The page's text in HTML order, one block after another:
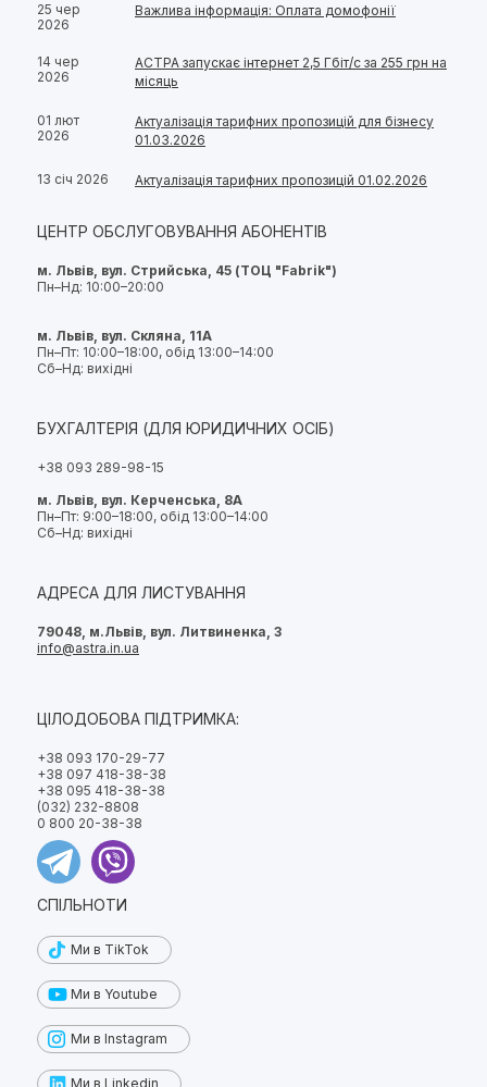
25 чер
2026
Важлива інформація: Оплата домофонії
14 чер
2026
АСТРА запускає інтернет 2,5 Гбіт/с за 255 грн на
місяць
01 лют
2026
Актуалізація тарифних пропозицій для бізнесу
01.03.2026
13 січ 2026 Актуалізація тарифних пропозицій 01.02.2026
ЦЕНТР ОБСЛУГОВУВАННЯ АБОНЕНТІВ
м. Львів, вул. Стрийська, 45 (ТОЦ "Fabrik")
Пн–Нд: 10:00–20:00
м. Львів, вул. Скляна, 11А
Пн–Пт: 10:00–18:00, обід 13:00–14:00
Сб–Нд: вихідні
БУХГАЛТЕРІЯ (ДЛЯ ЮРИДИЧНИХ ОСІБ)
+38 093 289-98-15
м. Львів, вул. Керченська, 8А
Пн–Пт: 9:00–18:00, обід 13:00–14:00
Сб–Нд: вихідні
АДРЕСА ДЛЯ ЛИСТУВАННЯ
79048, м.Львів, вул. Литвиненка, 3
info@astra.in.ua
ЦІЛОДОБОВА ПІДТРИМКА:
+38 093 170-29-77
+38 097 418-38-38
+38 095 418-38-38
(032) 232-8808
0 800 20-38-38
СПІЛЬНОТИ
Ми в TikTok
Ми в Youtube
Ми в Instagram
Ми в Linkedin